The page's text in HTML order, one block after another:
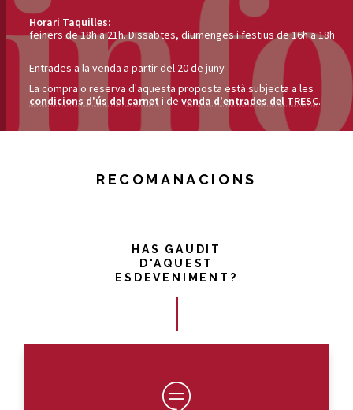
Horari Taquilles:
feiners de 18h a 21h. Dissabtes, diumenges i festius de 16h a 18h
Entrades a la venda a partir del 20 de juny
La compra o reserva d'aquesta proposta està subjecta a les
condicions d'ús del carnet i de venda d'entrades del TRESC.
RECOMANACIONS
HAS GAUDIT
D'AQUEST
ESDEVENIMENT?